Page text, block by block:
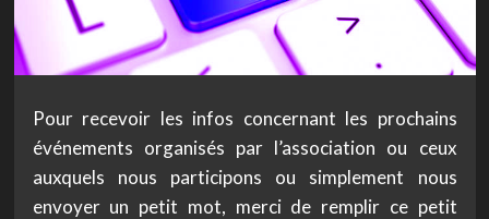
Pour recevoir les infos concernant les prochains
événements organisés par l’association ou ceux
auxquels nous participons ou simplement nous
envoyer un petit mot, merci de remplir ce petit